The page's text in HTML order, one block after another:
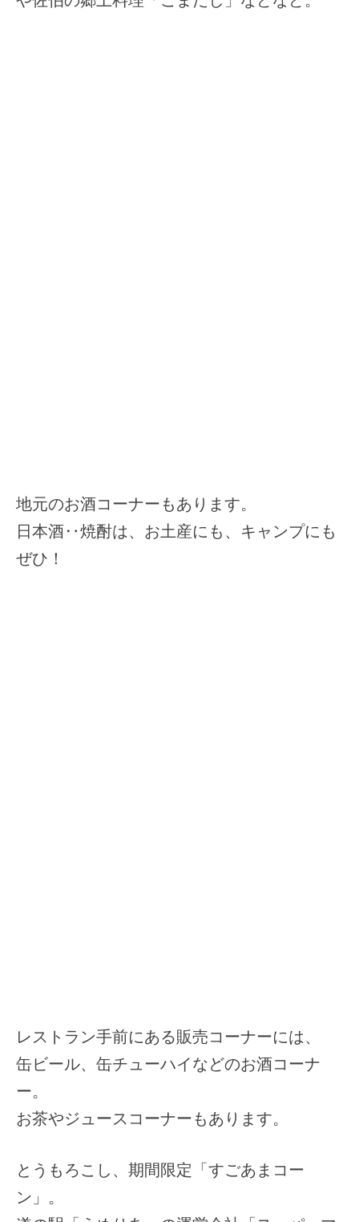
地元のお酒コーナーもあります。
日本酒‥焼酎は、お土産にも、キャンプにも
ぜひ！
レストラン手前にある販売コーナーには、
缶ビール、缶チューハイなどのお酒コーナ
ー。
お茶やジュースコーナーもあります。
とうもろこし、期間限定「すごあまコー
ン」。